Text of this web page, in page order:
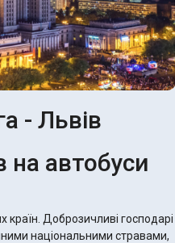
- Львів
на автобуси
країн. Доброзичливі господарі
національними стравами,